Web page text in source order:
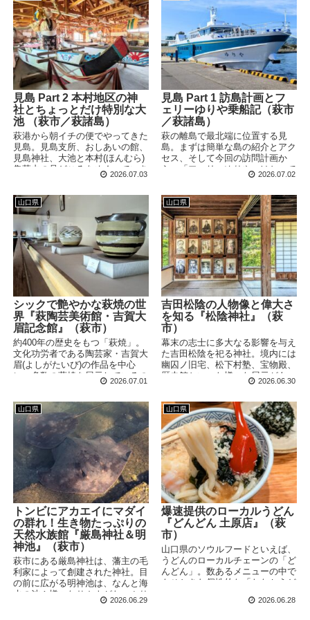
見島 Part 2 本村地区の神
社とちょっとだけ特別な大
池 （萩市／萩諸島）
萩港から朝イチの便でやってきた
見島。見島支所、おしあいの館、
見島神社、大池と本村(ほんむら)
集落内の見どころをめぐっていき
ます。ところでカメさんっていつ
てますか？
2026.07.03
見島 Part 1 訪島計画とフ
ェリーゆりや乗船記（萩市
／萩諸島）
萩の離島で最北端に位置する見
島。まずは簡単な島の紹介とアク
セス、そして今回の訪問計画か
ら。「フェリーゆりや」はとって
もキレイで快適ですが、けっこう
2026.07.02
山口県
シックで艶やかな萩焼の世
界『萩陶芸美術館・吉賀大
眉記念館』（萩市）
約400年の歴史をもつ「萩焼」。
文化功労者である陶芸家・吉賀大
眉(よしがたいび)の作品を中心
に、多数の萩焼を展示しているの
が萩陶芸美術館。作品はもちろん
ても知ることができるミュージア
ムです。
2026.07.01
山口県
吉田松陰の人物像と偉大さ
を知る『松陰神社』（萩
市）
幕末の志士に多大なる影響を与え
た吉田松陰を祀る神社。境内には
幽囚ノ旧宅、松下村塾、宝物殿、
歴史館といった様々な展示があ
り、見どころたっぷり！松陰先生
深く知ることができるスポットで
す。
2026.06.30
山口県
トンビにアカエイにマダイ
の群れ！生き物たっぷりの
天然水族館『厳島神社＆明
神池』（萩市）
萩市にある厳島神社は、藩主の毛
利家によって創建された神社。目
の前に広がる明神池は、なんと海
水の池！様々なサカナがたっぷり
と泳ぐ天然の水族館、生き物観察
2026.06.29
山口県
爆速提供のローカルうどん
『どんどん 土原店』（萩
市）
山口県のソウルフードといえば、
うどんのローカルチェーンの「ど
んどん」。数あるメニューの中で
もひときわ個性的な「たなかうど
2026.06.28